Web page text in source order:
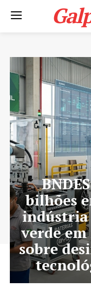
bilhões
indústria
verde
sobre